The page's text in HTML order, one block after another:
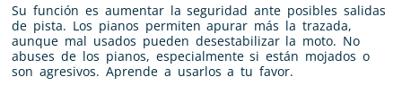
Su función es aumentar la seguridad ante posibles salidas
de pista. Los pianos permiten apurar más la trazada,
aunque mal usados pueden desestabilizar la moto. No
abuses de los pianos, especialmente si están mojados o
son agresivos. Aprende a usarlos a tu favor.